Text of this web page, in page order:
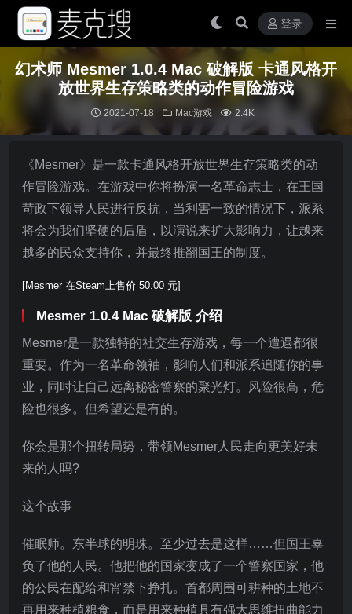
登录
幻术师 Mesmer 1.0.4 Mac 破解版 卡通风格开
放世界生存策略类的动作冒险游戏
2021-07-18 Mac游戏 2.4K
《Mesmer》是一款卡通风格开放世界生存策略类的动
作冒险游戏。在游戏中你将扮演一名革命志士，在王国
苛政下领导人民进行反抗，当利害一致的情况下，派系
将会为我们坚硬的后盾，以演说来扩大影响力，让越来
越多的民众支持你，并最终推翻国王的制度。
[Mesmer 在Steam上售价 50.00 元]
Mesmer 1.0.4 Mac 破解版 介绍
Mesmer是一款独特的社交生存游戏，每一个遭遇都很
重要。作为一名革命领袖，影响人们和派系追随你的事
业，同时让自己远离秘密警察的聚光灯。风险很高，危
险也很多。但希望还是有的。
你会是那个扭转局势，带领Mesmer人民走向更美好未
来的人吗?
这个故事
催眠师。东半球的明珠。至少过去是这样……但国王辜
负了他的人民。他把他的国家变成了一个警察国家，他
的公民在配给和宵禁下挣扎。首都周围可耕种的土地不
再用来种植粮食，而是用来种植具有强大思维扭曲能力